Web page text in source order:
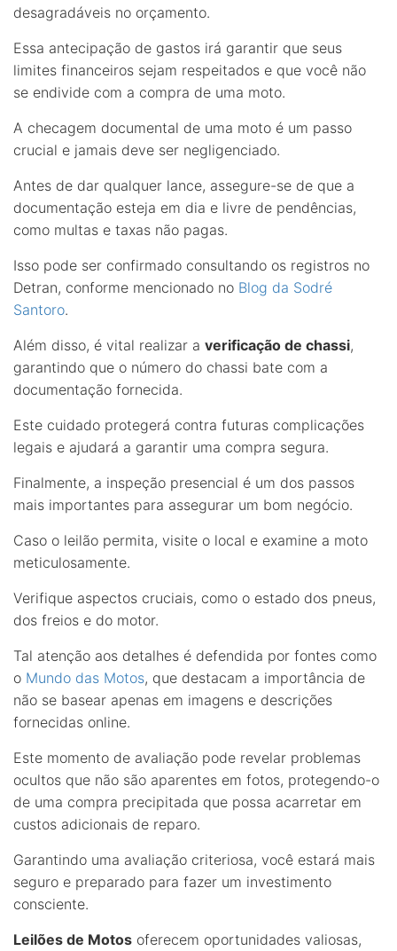
desagradáveis no orçamento.
Essa antecipação de gastos irá garantir que seus
limites financeiros sejam respeitados e que você não
se endivide com a compra de uma moto.
A checagem documental de uma moto é um passo
crucial e jamais deve ser negligenciado.
Antes de dar qualquer lance, assegure-se de que a
documentação esteja em dia e livre de pendências,
como multas e taxas não pagas.
Isso pode ser confirmado consultando os registros no
Detran, conforme mencionado no Blog da Sodré
Santoro.
Além disso, é vital realizar a verificação de chassi,
garantindo que o número do chassi bate com a
documentação fornecida.
Este cuidado protegerá contra futuras complicações
legais e ajudará a garantir uma compra segura.
Finalmente, a inspeção presencial é um dos passos
mais importantes para assegurar um bom negócio.
Caso o leilão permita, visite o local e examine a moto
meticulosamente.
Verifique aspectos cruciais, como o estado dos pneus,
dos freios e do motor.
Tal atenção aos detalhes é defendida por fontes como
o Mundo das Motos, que destacam a importância de
não se basear apenas em imagens e descrições
fornecidas online.
Este momento de avaliação pode revelar problemas
ocultos que não são aparentes em fotos, protegendo-o
de uma compra precipitada que possa acarretar em
custos adicionais de reparo.
Garantindo uma avaliação criteriosa, você estará mais
seguro e preparado para fazer um investimento
consciente.
Leilões de Motos oferecem oportunidades valiosas,